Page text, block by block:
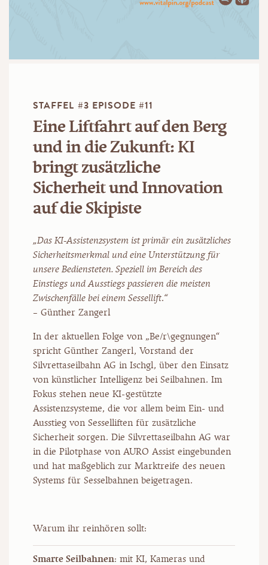
STAFFEL #3 EPISODE #11
Eine Liftfahrt auf den Berg
und in die Zukunft: KI
bringt zusätzliche
Sicherheit und Innovation
auf die Skipiste
„Das KI-Assistenzsystem ist primär ein zusätzliches
Sicherheitsmerkmal und eine Unterstützung für
unsere Bediensteten. Speziell im Bereich des
Einstiegs und Ausstiegs passieren die meisten
Zwischenfälle bei einem Sessellift.“
– Günther Zangerl
In der aktuellen Folge von „Be/r\gegnungen“
spricht Günther Zangerl, Vorstand der
Silvrettaseilbahn AG in Ischgl, über den Einsatz
von künstlicher Intelligenz bei Seilbahnen. Im
Fokus stehen neue KI-gestützte
Assistenzsysteme, die vor allem beim Ein- und
Ausstieg von Sesselliften für zusätzliche
Sicherheit sorgen. Die Silvrettaseilbahn AG war
in die Pilotphase von AURO Assist eingebunden
und hat maßgeblich zur Marktreife des neuen
Systems für Sesselbahnen beigetragen.
Warum ihr reinhören sollt:
Smarte Seilbahnen: mit KI, Kameras und